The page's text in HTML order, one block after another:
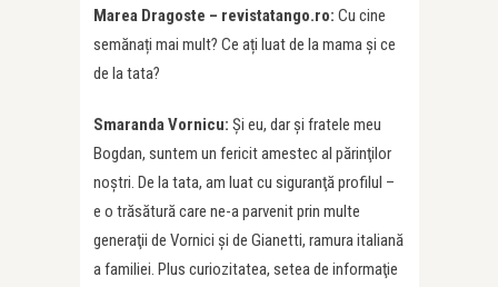
Marea Dragoste – revistatango.ro: Cu cine
semănați mai mult? Ce ați luat de la mama și ce
de la tata?
Smaranda Vornicu: Şi eu, dar şi fratele meu
Bogdan, suntem un fericit amestec al părinţilor
noştri. De la tata, am luat cu siguranţă profilul –
e o trăsătură care ne-a parvenit prin multe
generaţii de Vornici şi de Gianetti, ramura italiană
a familiei. Plus curiozitatea, setea de informaţie